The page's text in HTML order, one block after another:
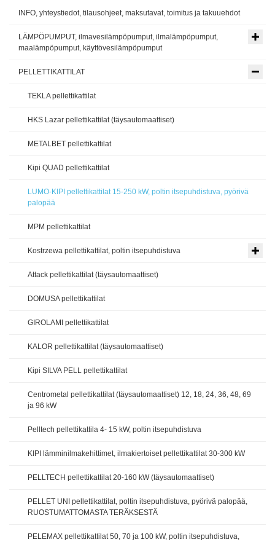
INFO, yhteystiedot, tilausohjeet, maksutavat, toimitus ja takuuehdot
LÄMPÖPUMPUT, ilmavesilämpöpumput, ilmalämpöpumput,
maalämpöpumput, käyttövesilämpöpumput
PELLETTIKATTILAT
TEKLA pellettikattilat
HKS Lazar pellettikattilat (täysautomaattiset)
METALBET pellettikattilat
Kipi QUAD pellettikattilat
LUMO-KIPI pellettikattilat 15-250 kW, poltin itsepuhdistuva, pyörivä
palopää
MPM pellettikattilat
Kostrzewa pellettikattilat, poltin itsepuhdistuva
Attack pellettikattilat (täysautomaattiset)
DOMUSA pellettikattilat
GIROLAMI pellettikattilat
KALOR pellettikattilat (täysautomaattiset)
Kipi SILVA PELL pellettikattilat
Centrometal pellettikattilat (täysautomaattiset) 12, 18, 24, 36, 48, 69
ja 96 kW
Pelltech pellettikattila 4- 15 kW, poltin itsepuhdistuva
KIPI lämminilmakehittimet, ilmakiertoiset pellettikattilat 30-300 kW
PELLTECH pellettikattilat 20-160 kW (täysautomaattiset)
PELLET UNI pellettikattilat, poltin itsepuhdistuva, pyörivä palopää,
RUOSTUMATTOMASTA TERÄKSESTÄ
PELEMAX pellettikattilat 50, 70 ja 100 kW, poltin itsepuhdistuva,